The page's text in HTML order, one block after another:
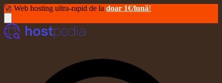
🚀 Web hosting ultra-rapid de la doar 1€/lună!